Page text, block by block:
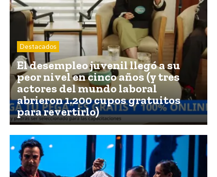
Destacados
El desempleo juvenil llegó a su
peor nivel en cinco años (y tres
actores del mundo laboral
abrieron 1.200 cupos gratuitos
para revertirlo)